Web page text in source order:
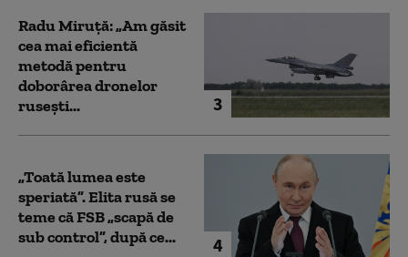
3
Radu Miruță: „Am găsit
cea mai eficientă
metodă pentru
doborârea dronelor
rusești...
4
„Toată lumea este
speriată”. Elita rusă se
teme că FSB „scapă de
sub control”, după ce...